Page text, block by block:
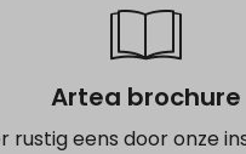
Artea brochure
rustig eens door onze